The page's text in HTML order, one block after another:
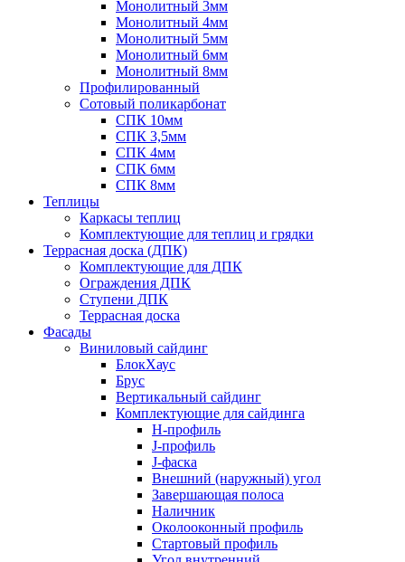
Монолитный 3мм
Монолитный 4мм
Монолитный 5мм
Монолитный 6мм
Монолитный 8мм
Профилированный
Сотовый поликарбонат
СПК 10мм
СПК 3,5мм
СПК 4мм
СПК 6мм
СПК 8мм
Теплицы
Каркасы теплиц
Комплектующие для теплиц и грядки
Террасная доска (ДПК)
Комплектующие для ДПК
Ограждения ДПК
Ступени ДПК
Террасная доска
Фасады
Виниловый сайдинг
БлокХаус
Брус
Вертикальный сайдинг
Комплектующие для сайдинга
H-профиль
J-профиль
J-фаска
Внешний (наружный) угол
Завершающая полоса
Наличник
Околооконный профиль
Стартовый профиль